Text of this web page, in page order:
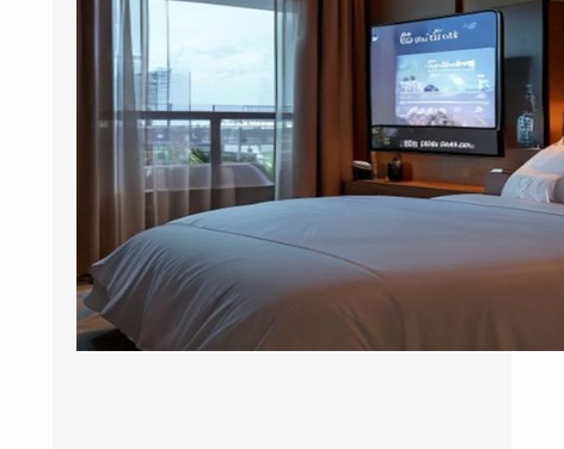
个频道翻了一遍，最后还是掏出手机看短视
频。这是大多数商务客人的日常。 …